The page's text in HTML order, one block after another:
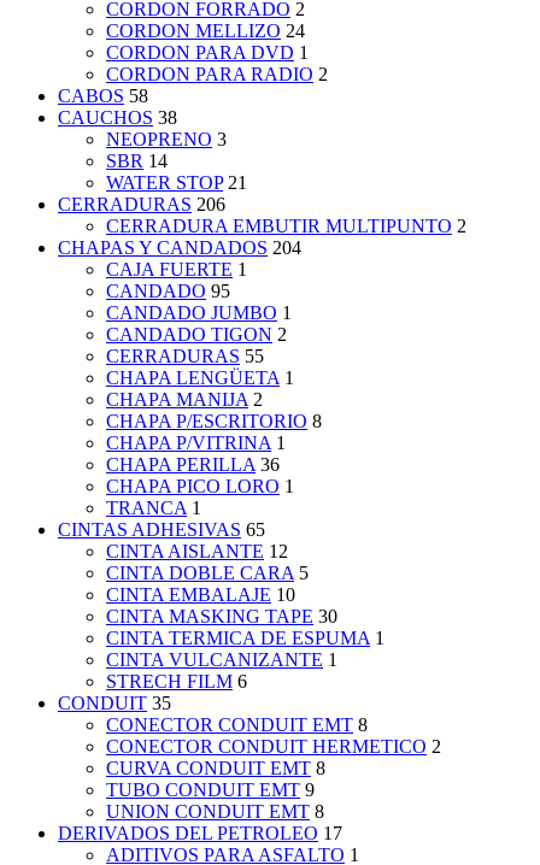
CORDON FORRADO 2
CORDON MELLIZO 24
CORDON PARA DVD 1
CORDON PARA RADIO 2
CABOS 58
CAUCHOS 38
NEOPRENO 3
SBR 14
WATER STOP 21
CERRADURAS 206
CERRADURA EMBUTIR MULTIPUNTO 2
CHAPAS Y CANDADOS 204
CAJA FUERTE 1
CANDADO 95
CANDADO JUMBO 1
CANDADO TIGON 2
CERRADURAS 55
CHAPA LENGÜETA 1
CHAPA MANIJA 2
CHAPA P/ESCRITORIO 8
CHAPA P/VITRINA 1
CHAPA PERILLA 36
CHAPA PICO LORO 1
TRANCA 1
CINTAS ADHESIVAS 65
CINTA AISLANTE 12
CINTA DOBLE CARA 5
CINTA EMBALAJE 10
CINTA MASKING TAPE 30
CINTA TERMICA DE ESPUMA 1
CINTA VULCANIZANTE 1
STRECH FILM 6
CONDUIT 35
CONECTOR CONDUIT EMT 8
CONECTOR CONDUIT HERMETICO 2
CURVA CONDUIT EMT 8
TUBO CONDUIT EMT 9
UNION CONDUIT EMT 8
DERIVADOS DEL PETROLEO 17
ADITIVOS PARA ASFALTO 1